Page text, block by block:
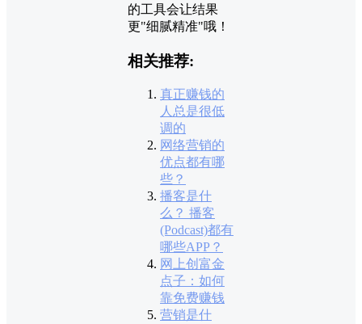
的工具会让结果
更"细腻精准"哦！
相关推荐:
真正赚钱的
人总是很低
调的
网络营销的
优点都有哪
些？
播客是什
么？ 播客
(Podcast)都有
哪些APP？
网上创富金
点子：如何
靠免费赚钱
营销是什